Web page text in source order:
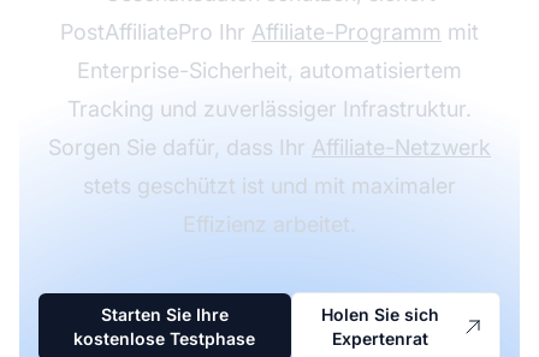
PostAffiliatePro Ihr Affiliate-Programm mit
Enterprise-Sicherheit, automatisiertem
Tracking und zuverlässiger Infrastruktur.
Sorgen Sie dafür, dass Ihr Affiliate-Netzwerk
stets geschützt ist und mit maximaler
Effizienz arbeitet.
Starten Sie Ihre
kostenlose Testphase
Holen Sie sich
Expertenrat